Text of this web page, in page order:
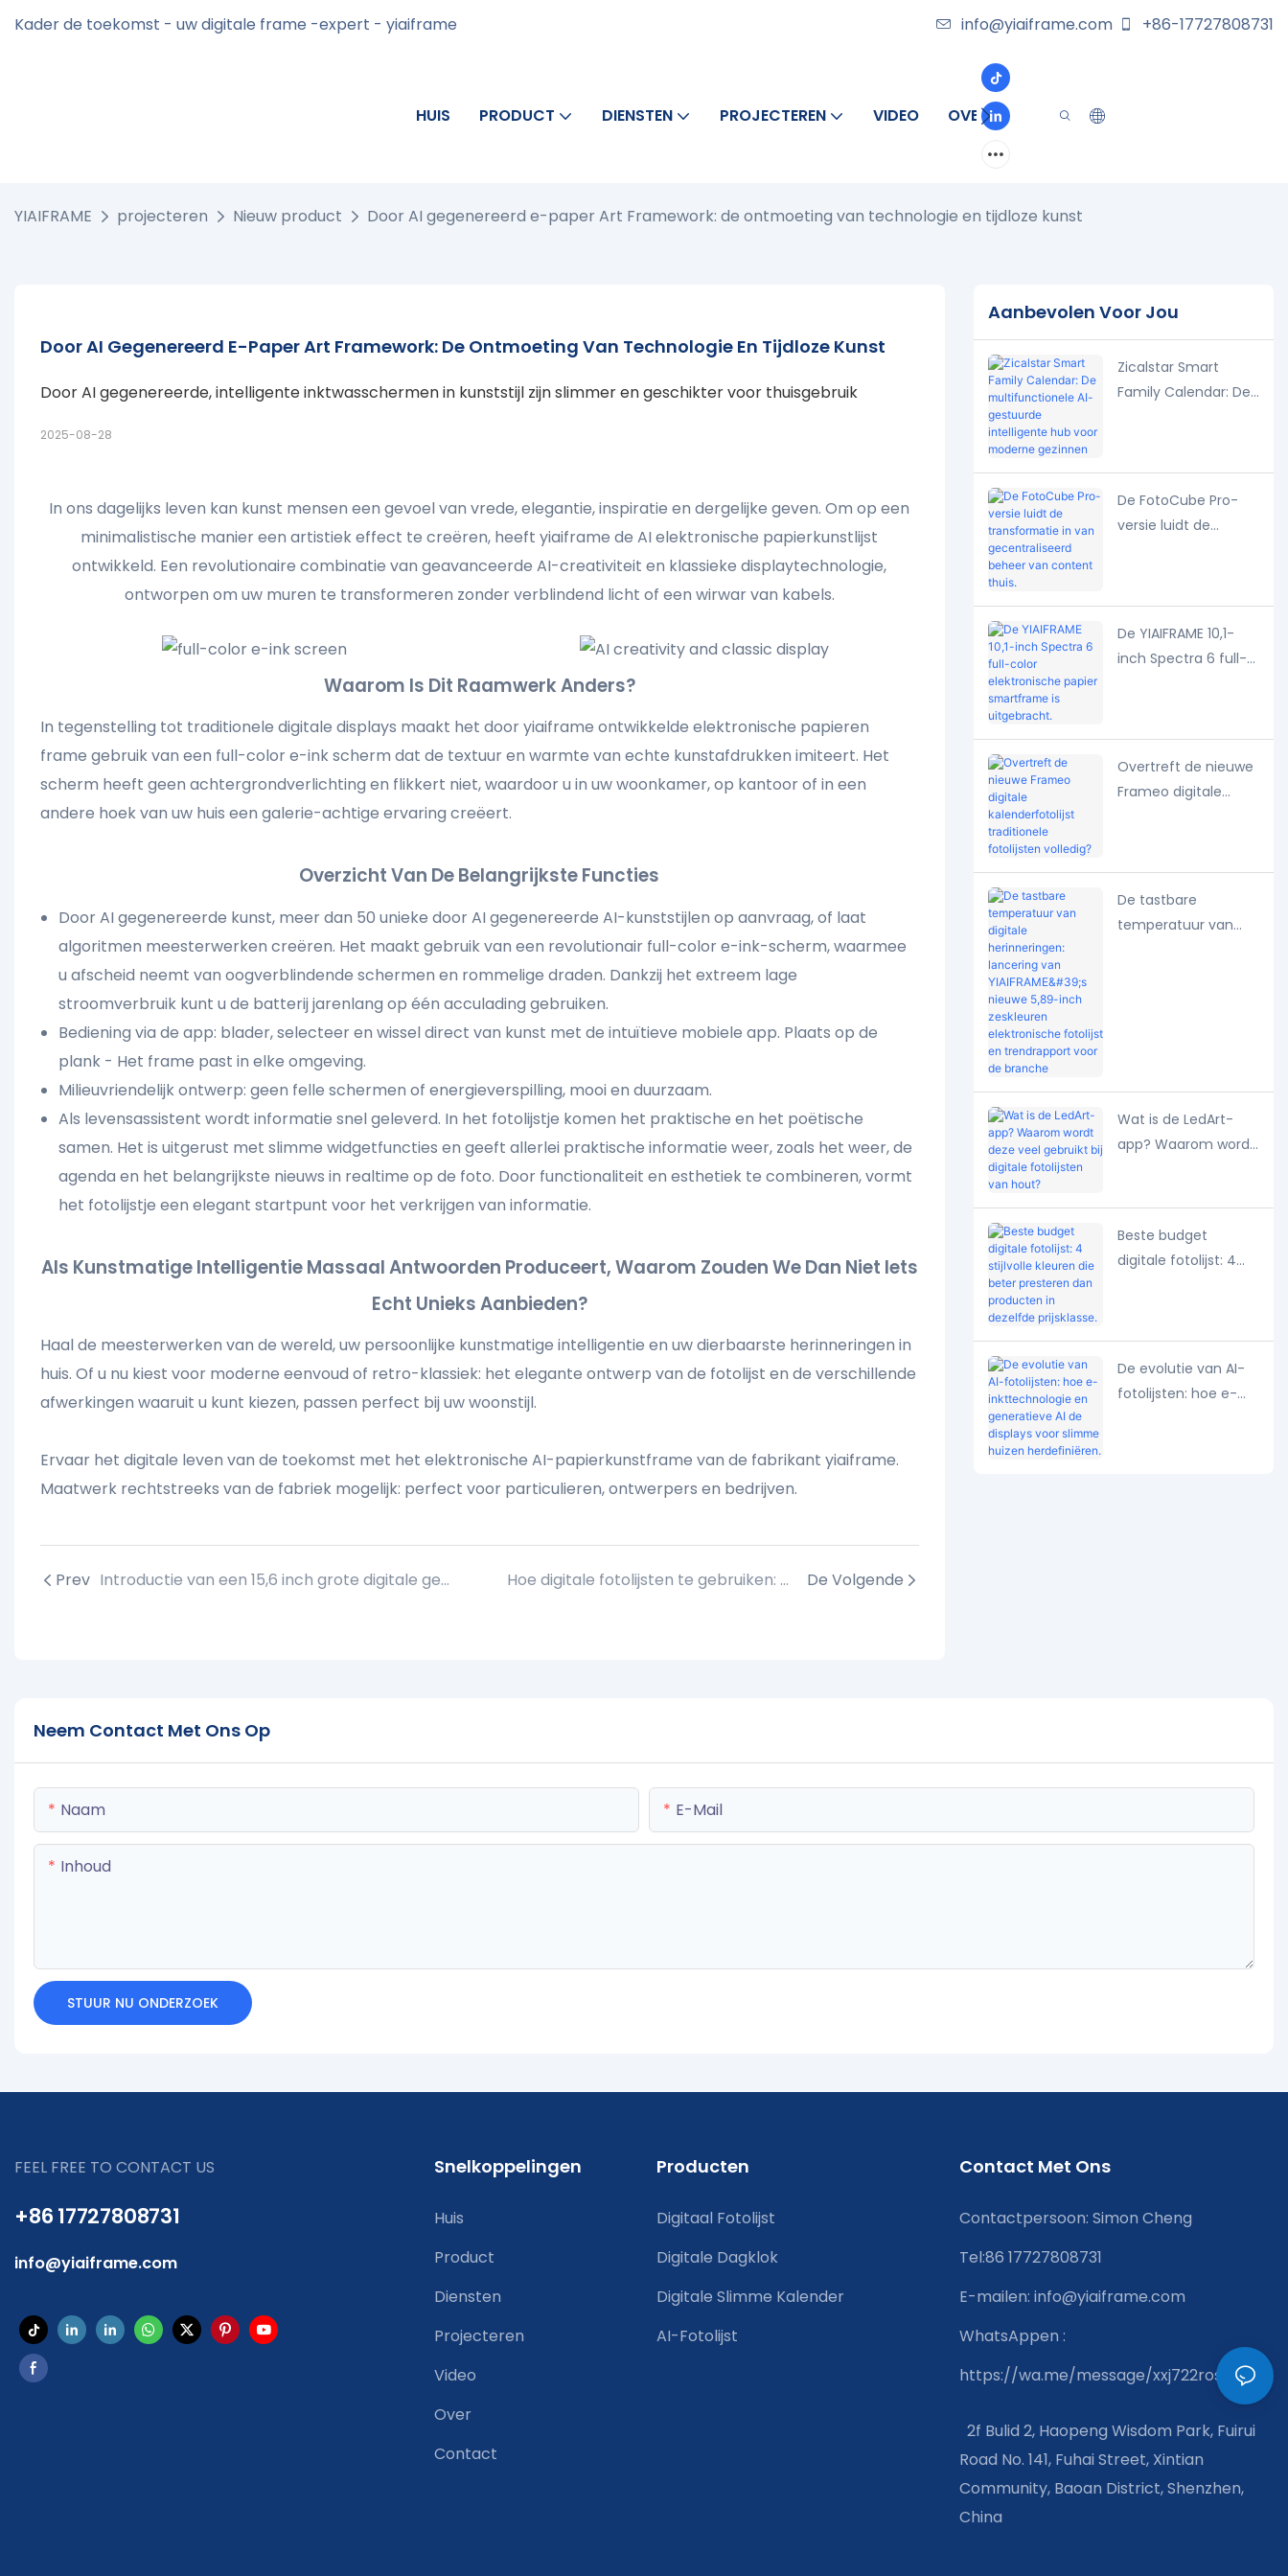
Kader de toekomst - uw digitale frame -expert - yiaiframe info@yiaiframe.com +86-17727808731
HUIS PRODUCT DIENSTEN PROJECTEREN VIDEO OVER CONTACT
YIAIFRAME projecteren Nieuw product Door AI gegenereerd e-paper Art Framework: de ontmoeting van technologie en tijdloze kunst
Door AI Gegenereerd E-Paper Art Framework: De Ontmoeting Van Technologie En Tijdloze Kunst
Door AI gegenereerde, intelligente inktwasschermen in kunststijl zijn slimmer en geschikter voor thuisgebruik
2025-08-28
In ons dagelijks leven kan kunst mensen een gevoel van vrede, elegantie, inspiratie en dergelijke geven. Om op een
minimalistische manier een artistiek effect te creëren, heeft yiaiframe de AI elektronische papierkunstlijst
ontwikkeld. Een revolutionaire combinatie van geavanceerde AI-creativiteit en klassieke displaytechnologie,
ontworpen om uw muren te transformeren zonder verblindend licht of een wirwar van kabels.
Waarom Is Dit Raamwerk Anders?
In tegenstelling tot traditionele digitale displays maakt het door yiaiframe ontwikkelde elektronische papieren
frame gebruik van een full-color e-ink scherm dat de textuur en warmte van echte kunstafdrukken imiteert. Het
scherm heeft geen achtergrondverlichting en flikkert niet, waardoor u in uw woonkamer, op kantoor of in een
andere hoek van uw huis een galerie-achtige ervaring creëert.
Overzicht Van De Belangrijkste Functies
Door AI gegenereerde kunst, meer dan 50 unieke door AI gegenereerde AI-kunststijlen op aanvraag, of laat
algoritmen meesterwerken creëren. Het maakt gebruik van een revolutionair full-color e-ink-scherm, waarmee
u afscheid neemt van oogverblindende schermen en rommelige draden. Dankzij het extreem lage
stroomverbruik kunt u de batterij jarenlang op één acculading gebruiken.
Bediening via de app: blader, selecteer en wissel direct van kunst met de intuïtieve mobiele app. Plaats op de
plank - Het frame past in elke omgeving.
Milieuvriendelijk ontwerp: geen felle schermen of energieverspilling, mooi en duurzaam.
Als levensassistent wordt informatie snel geleverd. In het fotolijstje komen het praktische en het poëtische
samen. Het is uitgerust met slimme widgetfuncties en geeft allerlei praktische informatie weer, zoals het weer, de
agenda en het belangrijkste nieuws in realtime op de foto. Door functionaliteit en esthetiek te combineren, vormt
het fotolijstje een elegant startpunt voor het verkrijgen van informatie.
Als Kunstmatige Intelligentie Massaal Antwoorden Produceert, Waarom Zouden We Dan Niet Iets
Echt Unieks Aanbieden?
Haal de meesterwerken van de wereld, uw persoonlijke kunstmatige intelligentie en uw dierbaarste herinneringen in
huis. Of u nu kiest voor moderne eenvoud of retro-klassiek: het elegante ontwerp van de fotolijst en de verschillende
afwerkingen waaruit u kunt kiezen, passen perfect bij uw woonstijl.
Ervaar het digitale leven van de toekomst met het elektronische AI-papierkunstframe van de fabrikant yiaiframe.
Maatwerk rechtstreeks van de fabriek mogelijk: perfect voor particulieren, ontwerpers en bedrijven.
Prev Introductie van een 15,6 inch grote digitale gezinskalender - Gezinsintelligentiebeheer Hoe digitale fotolijsten te gebruiken: een stapsgewijze handleiding De Volgende
Aanbevolen Voor Jou
Zicalstar Smart
Family Calendar: De
moderne gezinnen
De FotoCube Pro-
versie luidt de
thuis.
De YIAIFRAME 10,1-
inch Spectra 6 full-
Overtreft de nieuwe
Frameo digitale
De tastbare
temperatuur van
fotolijst en
trendrapport voor de
branche
Wat is de LedArt-
app? Waarom wordt
Beste budget
digitale fotolijst: 4
dezelfde prijsklasse.
De evolutie van AI-
fotolijsten: hoe e-
Neem Contact Met Ons Op
Naam E-Mail
Inhoud
STUUR NU ONDERZOEK
FEEL FREE TO CONTACT US
+86 17727808731
info@yiaiframe.com
Snelkoppelingen
Huis
Product
Diensten
Projecteren
Video
Over
Contact
Producten
Digitaal Fotolijst
Digitale Dagklok
Digitale Slimme Kalender
AI-Fotolijst
Contact Met Ons
Contactpersoon: Simon Cheng
Tel:86 17727808731
E-mailen: info@yiaiframe.com
WhatsAppen :
https://wa.me/message/xxj722rosnfta1
2f Bulid 2, Haopeng Wisdom Park, Fuirui
Road No. 141, Fuhai Street, Xintian
Community, Baoan District, Shenzhen,
China